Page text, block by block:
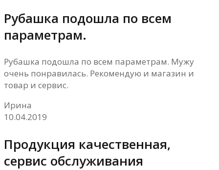
Рубашка подошла по всем
параметрам.
Рубашка подошла по всем параметрам. Мужу
очень понравилась. Рекомендую и магазин и
товар и сервис.
Ирина
10.04.2019
Продукция качественная,
сервис обслуживания